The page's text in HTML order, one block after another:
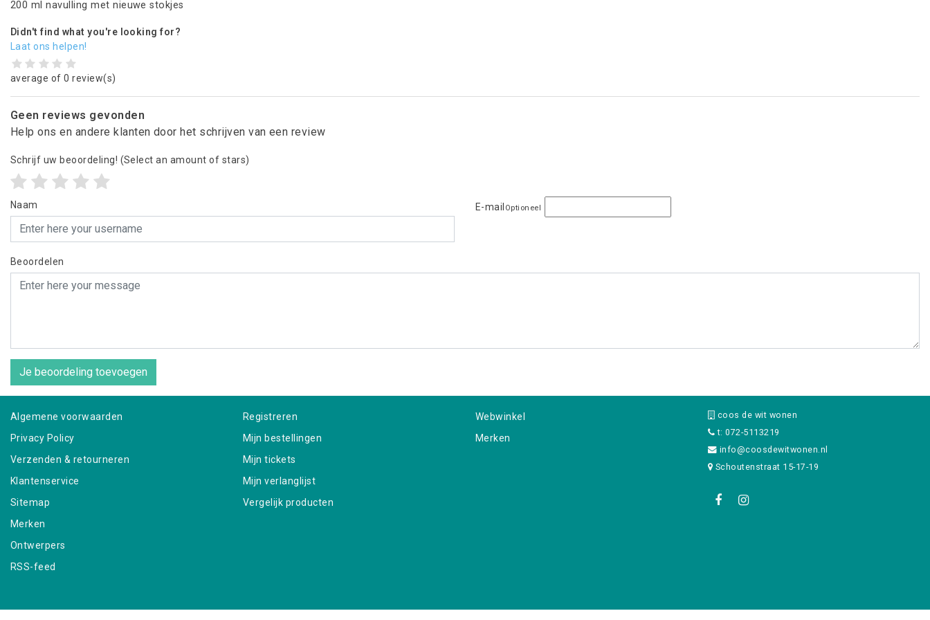
200 ml navulling met nieuwe stokjes
Didn't find what you're looking for?
Laat ons helpen!
average of 0 review(s)
Geen reviews gevonden
Help ons en andere klanten door het schrijven van een review
Schrijf uw beoordeling! (Select an amount of stars)
Naam E-mail Optioneel
Beoordelen
Je beoordeling toevoegen
Algemene voorwaarden
Privacy Policy
Verzenden & retourneren
Klantenservice
Sitemap
Merken
Ontwerpers
RSS-feed
Registreren
Mijn bestellingen
Mijn tickets
Mijn verlanglijst
Vergelijk producten
Webwinkel
Merken
coos de wit wonen
t: 072-5113219
info@coosdewitwonen.nl
Schoutenstraat 15-17-19